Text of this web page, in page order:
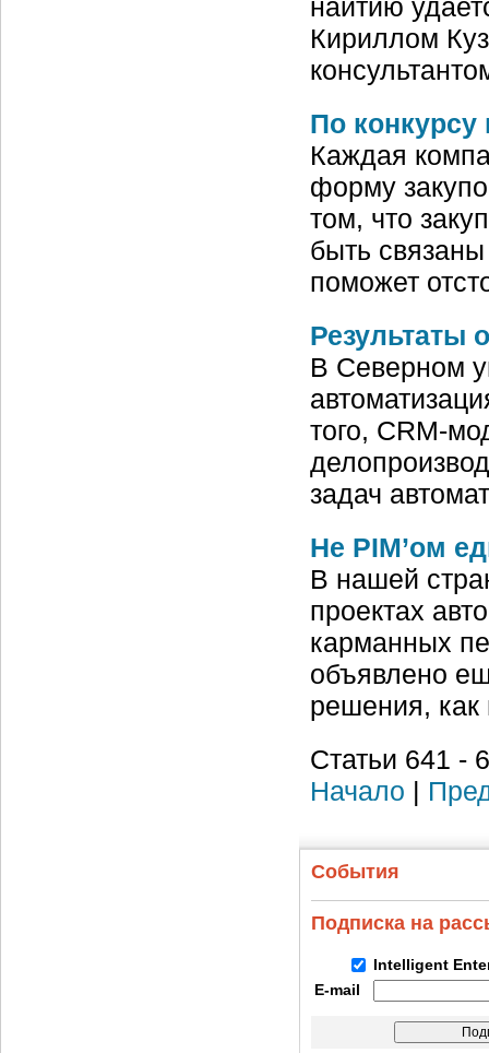
Кириллом
По конкурсу
Каждая
форму
том, что
быть
поможет
Результаты
В Северном
того, CRM-
задач
Не PIM’ом
В нашей
проектах
карманных
объявлено
решения,
Статьи 641 -
Начало |
События
Подписка на
Intelligent
E-mail